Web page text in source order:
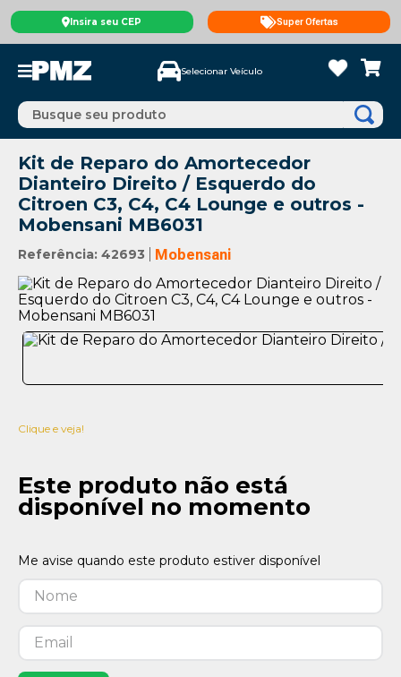
Insira seu CEP Super Ofertas
Selecionar Veículo
Busque seu produto
Kit de Reparo do Amortecedor
Dianteiro Direito / Esquerdo do
Citroen C3, C4, C4 Lounge e outros -
Mobensani MB6031
Referência: 42693 Mobensani
Clique e veja!
Este produto não está
disponível no momento